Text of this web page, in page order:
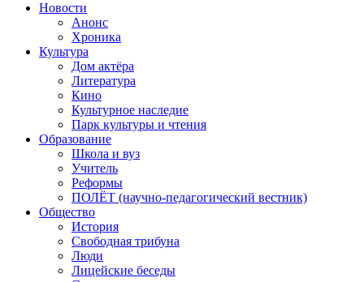
Новости
Анонс
Хроника
Культура
Дом актёра
Литература
Кино
Культурное наследие
Парк культуры и чтения
Образование
Школа и вуз
Учитель
Реформы
ПОЛЁТ (научно-педагогический вестник)
Общество
История
Свободная трибуна
Люди
Лицейские беседы